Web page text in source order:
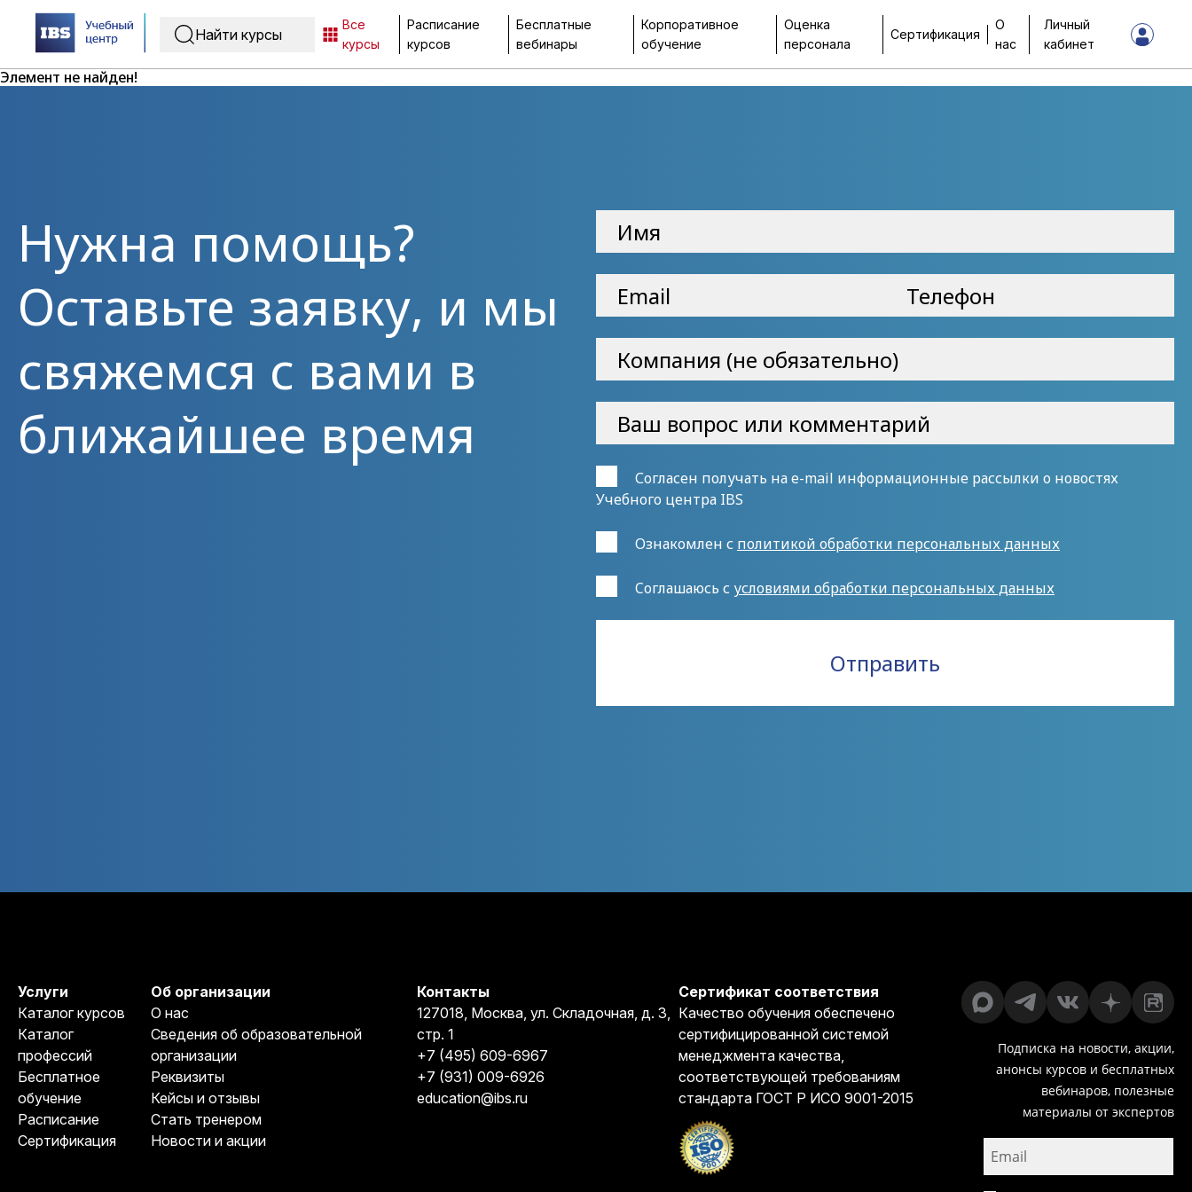
Все
курсы
Расписание
курсов
Бесплатные
вебинары
Корпоративное
обучение
Оценка
персонала
Сертификация
О
нас
Личный
кабинет
Элемент не найден!
Нужна помощь?
Оставьте заявку, и мы
свяжемся с вами в
ближайшее время
Согласен получать на e-mail информационные рассылки о новостях
Учебного центра IBS
Ознакомлен с политикой обработки персональных данных
Cоглашаюсь с условиями обработки персональных данных
Услуги
Каталог курсов
Каталог
профессий
Бесплатное
обучение
Расписание
Сертификация
Об организации
О нас
Сведения об образовательной
организации
Реквизиты
Кейсы и отзывы
Стать тренером
Новости и акции
Контакты
127018, Москва, ул. Складочная, д. 3,
стр. 1
+7 (495) 609-6967
+7 (931) 009-6926
education@ibs.ru
Сертификат соответствия
Качество обучения обеспечено
сертифицированной системой
менеджмента качества,
соответствующей требованиям
стандарта ГОСТ Р ИСО 9001-2015
Подписка на новости, акции,
анонсы курсов и бесплатных
вебинаров, полезные
материалы от экспертов